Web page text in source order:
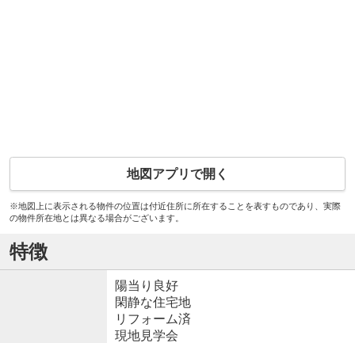
地図アプリで開く
※地図上に表示される物件の位置は付近住所に所在することを表すものであり、実際
の物件所在地とは異なる場合がございます。
特徴
陽当り良好
閑静な住宅地
リフォーム済
現地見学会